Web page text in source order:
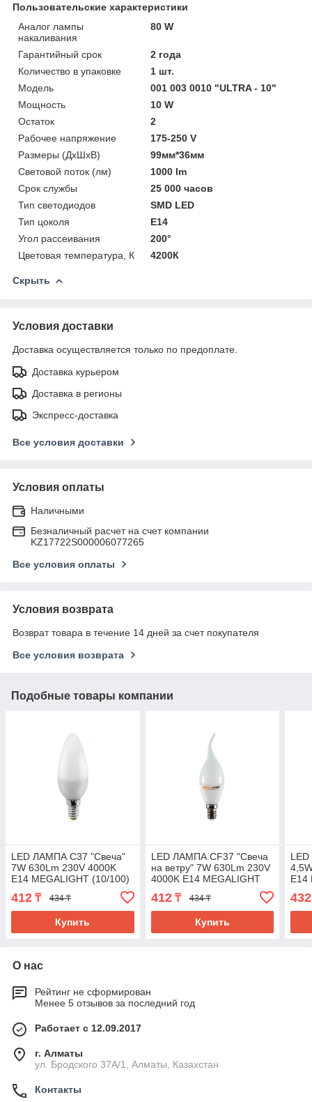
Пользовательские характеристики
Аналог лампы
накаливания
80 W
Гарантийный срок
2 года
Количество в упаковке
1 шт.
Модель
001 003 0010 "ULTRA - 10"
Мощность
10 W
Остаток
2
Рабочее напряжение
175-250 V
Размеры (ДхШхВ)
99мм*36мм
Световой поток (лм)
1000 lm
Срок службы
25 000 часов
Тип светодиодов
SMD LED
Тип цоколя
E14
Угол рассеивания
200°
Цветовая температура, К
4200К
Скрыть
Условия доставки
Доставка осуществляется только по предоплате.
Доставка курьером
Доставка в регионы
Экспресс-доставка
Все условия доставки
Условия оплаты
Наличными
Безналичный расчет на счет компании
KZ17722S000006077265
Все условия оплаты
Условия возврата
Возврат товара в течение 14 дней за счет покупателя
Все условия возврата
Подобные товары компании
LED ЛАМПА C37 "Свеча"
7W 630Lm 230V 4000K
E14 MEGALIGHT (10/100)
412 ₸ 434 ₸
Купить
LED ЛАМПА CF37 "Свеча
на ветру" 7W 630Lm 230V
4000K E14 MEGALIGHT
(10/100)
412₸ 434 ₸
Купить
E14
432
О нас
Рейтинг не сформирован
Менее 5 отзывов за последний год
Работает с 12.09.2017
г. Алматы
ул. Бродского 37А/1, Алматы, Казахстан
Контакты